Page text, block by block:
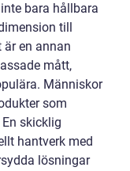
bara hållbara
till
en annan
mått,
Människor
som
skicklig
hantverk med
lösningar